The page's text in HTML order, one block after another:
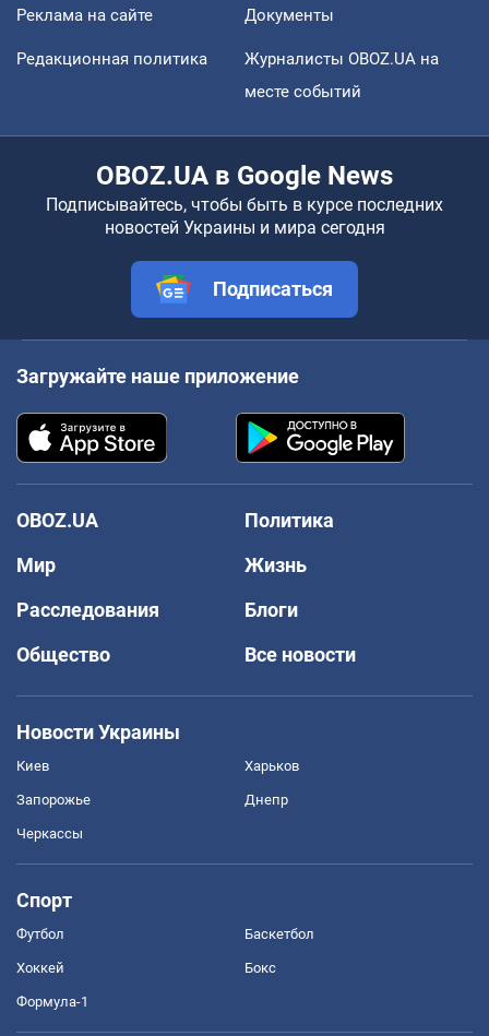
Реклама на сайте Документы
Редакционная политика
Журналисты OBOZ.UA на
месте событий
OBOZ.UA в Google News
Подписывайтесь, чтобы быть в курсе последних
новостей Украины и мира сегодня
Подписаться
Загружайте наше приложение
OBOZ.UA
Политика
Мир
Жизнь
Расследования
Блоги
Общество
Все новости
Новости Украины
Киев Харьков
Запорожье Днепр
Черкассы
Спорт
Футбол Баскетбол
Хоккей Бокс
Формула-1